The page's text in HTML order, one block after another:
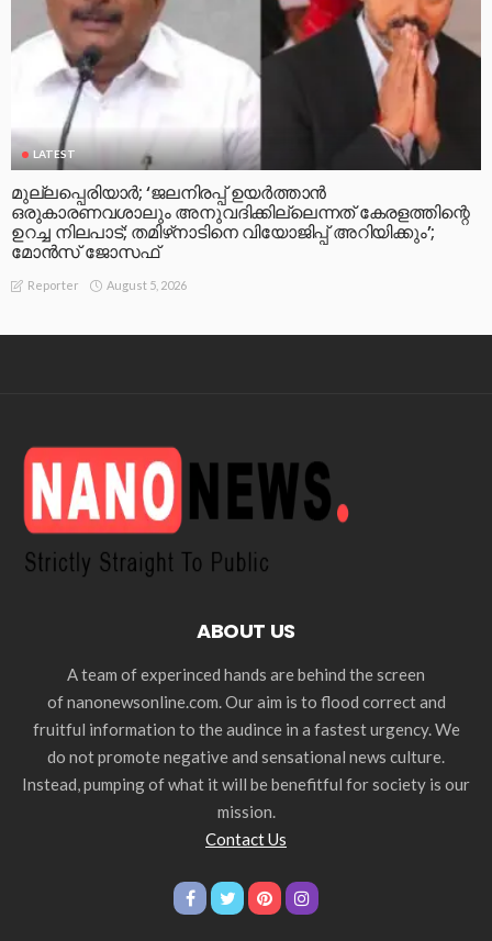
LATEST
മുല്ലപ്പെരിയാര്‍; ‘ജലനിരപ്പ് ഉയര്‍ത്താന്‍
ഒരുകാരണവശാലും അനുവദിക്കില്ലെന്നത് കേരളത്തിന്റെ
ഉറച്ച നിലപാട്; തമിഴ്‌നാടിനെ വിയോജിപ്പ് അറിയിക്കും’;
മോന്‍സ് ജോസഫ്
Reporter August 5, 2026
ABOUT US
A team of experinced hands are behind the screen
of nanonewsonline.com. Our aim is to flood correct and
fruitful information to the audince in a fastest urgency. We
do not promote negative and sensational news culture.
Instead, pumping of what it will be benefitful for society is our
mission.
Contact Us